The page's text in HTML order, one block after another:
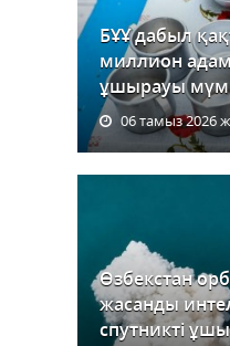
БҰҰ дабыл
миллион
ұшырауы
06 тамыз 2026
Өзбекстан
жасанды
спутникті